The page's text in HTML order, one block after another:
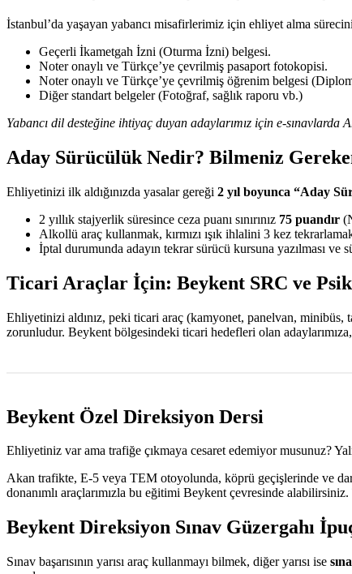
İstanbul’da yaşayan yabancı misafirlerimiz için ehliyet alma
Geçerli İkametgah İzni (Oturma İzni) belgesi.
Noter onaylı ve Türkçe’ye çevrilmiş pasaport fotokopisi.
Noter onaylı ve Türkçe’ye çevrilmiş öğrenim belgesi
Diğer standart belgeler (Fotoğraf, sağlık raporu vb.)
Yabancı dil desteğine ihtiyaç duyan adaylarımız için e-
Aday Sürücülük Nedir? Bilmeniz
Ehliyetinizi ilk aldığınızda yasalar gereği 2 yıl boyunca “Aday
2 yıllık stajyerlik süresince ceza puanı sınırınız 75 puandır
Alkollü araç kullanmak, kırmızı ışık ihlalini 3 kez
İptal durumunda adayın tekrar sürücü kursuna yazılması ve
Ticari Araçlar İçin: Beykent SRC ve
Ehliyetinizi aldınız, peki ticari araç (kamyonet, panelvan, minibüs,
zorunludur. Beykent bölgesindeki ticari hedefleri olan
Beykent Özel Direksiyon Dersi
Ehliyetiniz var ama trafiğe çıkmaya cesaret edemiyor musunuz?
Akan trafikte, E-5 veya TEM otoyolunda, köprü geçişlerinde ve
donanımlı araçlarımızla bu eğitimi Beykent çevresinde
Beykent Direksiyon Sınav Güzergahı
Sınav başarısının yarısı araç kullanmayı bilmek, diğer yarısı ise